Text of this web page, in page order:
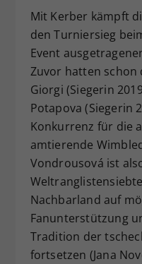
Mit Kerber kämpft
den Turniersieg
Event
Zuvor hatten schon
Giorgi (Siegerin
Potapova (Siegerin
Konkurrenz für die
amtierende
Vondrousová ist
Nachbarland auf
Fanunterstützung
Tradition der
fortsetzen (Jana